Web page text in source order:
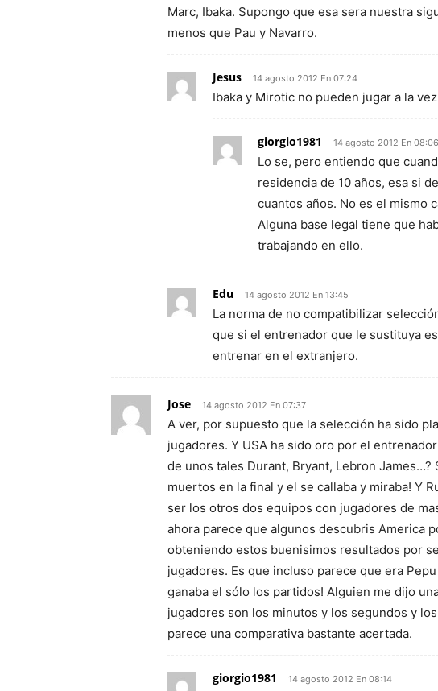
Marc, Ibaka. Supongo que esa sera nuestra
menos que Pau y Navarro.
Jesus 14 agosto 2012 En 07:24
Ibaka y Mirotic no pueden jugar a la
giorgio1981 14 agosto 2012 En 08:06
Lo se, pero entiendo que
residencia de 10 años, esa si
cuantos años. No es el mismo
Alguna base legal tiene que
trabajando en ello.
Edu 14 agosto 2012 En 13:45
La norma de no compatibilizar
que si el entrenador que le sustituya
entrenar en el extranjero.
Jose 14 agosto 2012 En 07:37
A ver, por supuesto que la selección ha sido
jugadores. Y USA ha sido oro por el
de unos tales Durant, Bryant, Lebron
muertos en la final y el se callaba y miraba! Y
ser los otros dos equipos con jugadores de
ahora parece que algunos descubris America
obteniendo estos buenisimos resultados por
jugadores. Es que incluso parece que era
ganaba el sólo los partidos! Alguien me dijo
jugadores son los minutos y los segundos y
parece una comparativa bastante acertada.
giorgio1981 14 agosto 2012 En 08:14